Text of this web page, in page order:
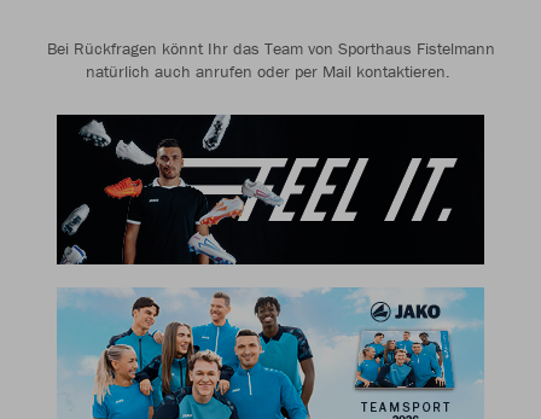
Bei Rückfragen könnt Ihr das Team von Sporthaus Fistelmann
natürlich auch anrufen oder per Mail kontaktieren.